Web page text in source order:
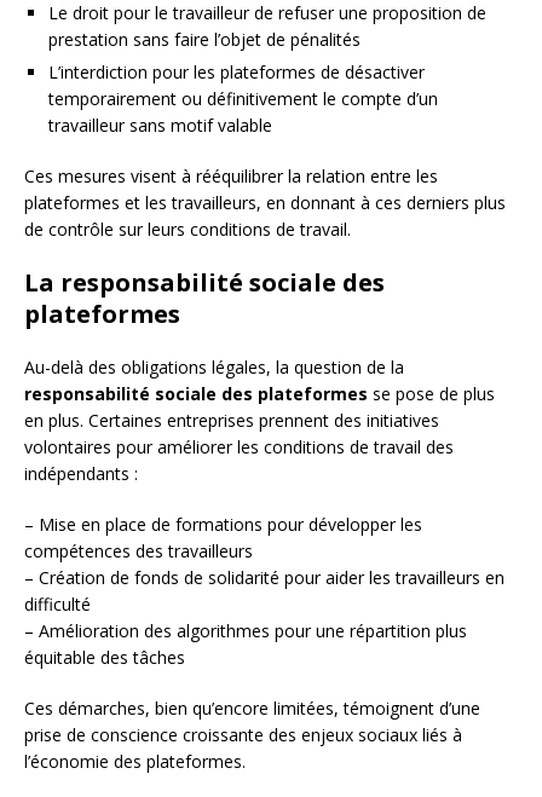
Le droit pour le travailleur de refuser une proposition de
prestation sans faire l’objet de pénalités
L’interdiction pour les plateformes de désactiver
temporairement ou définitivement le compte d’un
travailleur sans motif valable
Ces mesures visent à rééquilibrer la relation entre les
plateformes et les travailleurs, en donnant à ces derniers plus
de contrôle sur leurs conditions de travail.
La responsabilité sociale des
plateformes
Au-delà des obligations légales, la question de la
responsabilité sociale des plateformes se pose de plus
en plus. Certaines entreprises prennent des initiatives
volontaires pour améliorer les conditions de travail des
indépendants :
– Mise en place de formations pour développer les
compétences des travailleurs
– Création de fonds de solidarité pour aider les travailleurs en
difficulté
– Amélioration des algorithmes pour une répartition plus
équitable des tâches
Ces démarches, bien qu’encore limitées, témoignent d’une
prise de conscience croissante des enjeux sociaux liés à
l’économie des plateformes.